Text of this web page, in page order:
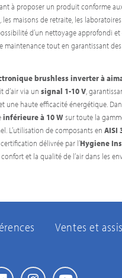
à proposer un produit conforme
maisons de retraite, les
d’un nettoyage approfondi
tout en garantissant
brushless inverter à
d’air via un signal 1-10 V,
une haute efficacité énergétique.
inférieure à 10 Wsur toute la
L’utilisation de composants en AISI
délivrée par l’Hygiene
et la qualité de l’air dans les
Ventes et